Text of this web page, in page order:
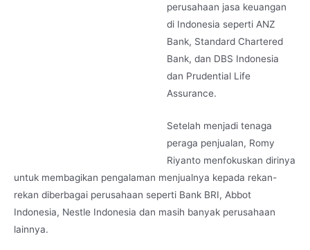
perusahaan jasa keuangan
di Indonesia seperti ANZ
Bank, Standard Chartered
Bank, dan DBS Indonesia
dan Prudential Life
Assurance.
Setelah menjadi tenaga
peraga penjualan, Romy
Riyanto menfokuskan dirinya
untuk membagikan pengalaman menjualnya kepada rekan-
rekan diberbagai perusahaan seperti Bank BRI, Abbot
Indonesia, Nestle Indonesia dan masih banyak perusahaan
lainnya.